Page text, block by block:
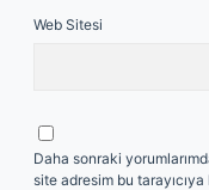
Web Sitesi
Daha sonraki
site adresim bu